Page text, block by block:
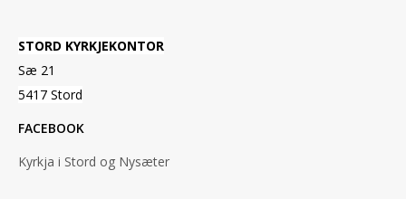
STORD KYRKJEKONTOR
Sæ 21
5417 Stord
FACEBOOK
Kyrkja i Stord og Nysæter